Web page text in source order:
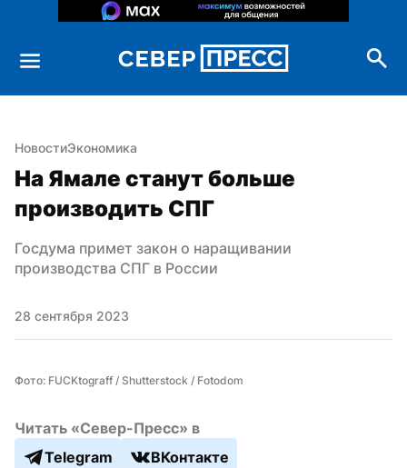
НовостиЭкономика
На Ямале станут больше
производить СПГ
Госдума примет закон о наращивании
производства СПГ в России
28 сентября 2023
Фото: FUCKtograff / Shutterstock / Fotodom
Читать «Север-Пресс» в
Telegram
ВКонтакте